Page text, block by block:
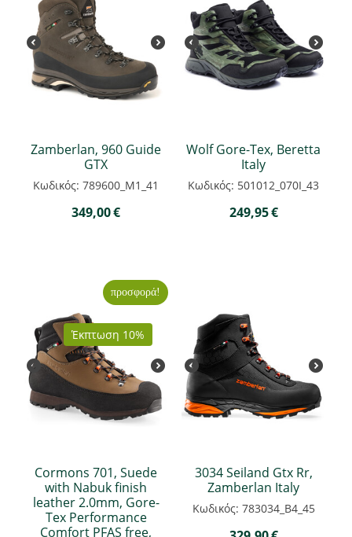
Zamberlan, 960 Guide
GTX
Κωδικός: 789600_M1_41
349,00€
Wolf Gore-Tex, Beretta
Italy
Κωδικός: 501012_070I_43
249,95€
προσφορά!
Έκπτωση 10%
Cormons 701, Suede
with Nabuk finish
leather 2.0mm, Gore-
Tex Performance
Comfort PFAS free,
3034 Seiland Gtx Rr,
Zamberlan Italy
Κωδικός: 783034_B4_45